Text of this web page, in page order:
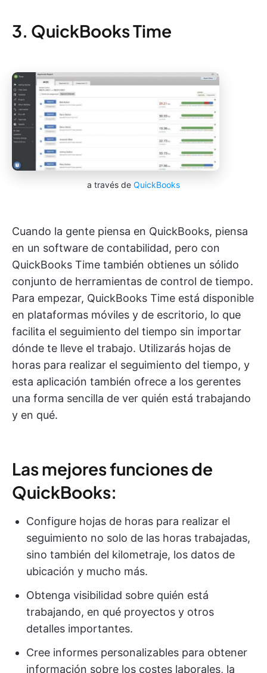
3. QuickBooks Time
a través de QuickBooks
Cuando la gente piensa en QuickBooks, piensa
en un software de contabilidad, pero con
QuickBooks Time también obtienes un sólido
conjunto de herramientas de control de tiempo.
Para empezar, QuickBooks Time está disponible
en plataformas móviles y de escritorio, lo que
facilita el seguimiento del tiempo sin importar
dónde te lleve el trabajo. Utilizarás hojas de
horas para realizar el seguimiento del tiempo, y
esta aplicación también ofrece a los gerentes
una forma sencilla de ver quién está trabajando
y en qué.
Las mejores funciones de
QuickBooks:
Configure hojas de horas para realizar el
seguimiento no solo de las horas trabajadas,
sino también del kilometraje, los datos de
ubicación y mucho más.
Obtenga visibilidad sobre quién está
trabajando, en qué proyectos y otros
detalles importantes.
Cree informes personalizables para obtener
información sobre los costes laborales, la